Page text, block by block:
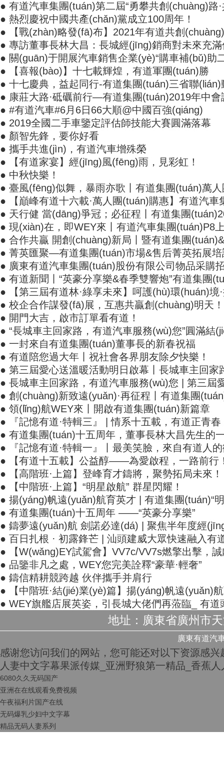
● 有道汽車集團(tuán)第二屆“勇攀共創(chuàng)
● 熱烈慶祝中國共產(chǎn)黨成立100周年！
● 【戰(zhàn)略發(fā)布】2021年有道共創
● 專訪董事長林大昌：長城經(jīng)銷商對未來充滿
● 關(guān)于開展汽車銷售企業(yè)“購車補(bǔ)助
● 【喜報(bào)】十七載輝煌，有道軍團(tuán)勝
● 十七慶典，益起同行-有道集團(tuán)三省聯
● 康莊大路·砥礪前行—有道集團(tuán)2019年中會
● #有道汽車#6月6日66大順@中國百強(qiáng)
● 2019全國二手車鑒定評估師技能大賽圓滿落幕
● 顏智先鋒，要你好看
● 攜手共進(jìn)，有道汽車增殊榮
● 【有道家宴】經(jīng)風(fēng)雨，見彩虹！
● 中秋快樂！
● 臺風(fēng)似舞，暴雨亦歌丨有道集團(tuán)萬
● 【巔峰有道十六載·萬人團(tuán)購惠】有道汽
● 天行健 當(dāng)爭冠；必征程丨有道集團
● 現(xiàn)在，即WEY來丨有道汽車集團(tuán)P8上
● 合作共贏 開創(chuàng)新局丨暨有道集團
● 菁英匯聚—有道集團(tuán)市場&售后菁英拓展培訓
● 廣東有道汽車集團(tuán)股份有限公司物品采購
● 有道新聞丨“英豪分享樂&春季雙響炮”有道集團
● 【第三屆有道林·綠享未來】呵護(hù)環(huán)
● 校企合作謀發(fā)展，互惠共贏創(chuàng)明天！
● 開門大吉，啟市訂單看有道！
● “長城車主回家路，有道汽車服務(wù)您”圓滿
● 一封來自有道集團(tuán)董事長的新春祝福
● 有道陪您過大年丨祝社會各界朋友除夕快樂！
● 第三屆愛心送溫暖活動明日啟幕丨長城車主回家路
● 長城車主回家路，有道汽車服務(wù)您 | 第三屆
● 創(chuàng)新致遠(yuǎn)·再征程丨有道集團
● 領(lǐng)航WEY來丨開啟有道集團(tuán)新篇章
● 『記憶有道·特輯三』 | 情系十五載，有道正青春
● 有道集團(tuán)十五周年，董事長林大昌先生的
● 『記憶有道·特輯一』丨最美笑臉，來自有道人
● 【有道十五載】公益醇——為愛啟程，一路前行
● 【高階班·上篇】登峰育才鑄將，聚勢拓局未來！
● 【中階班·上篇】“明星啟航” 群星閃耀！
● 揚(yáng)帆遠(yuǎn)航育英才 | 有道集團(tuán)“明
● 有道集團(tuán)十五周年 ——“英豪分享樂”
● 鑄夢遠(yuǎn)航 劍諾必達(dá) | 聚焦半年度經
● 百日扎根 · 初露鋒芒 | 汕頭建威大眾快速融入有
● 【W(wǎng)EY試駕會】VV7c/VV7s燃擎出擊，
● 品鑒非凡之處，WEY您完美詮釋“豪華·輕奢”
● 鑄信精耕競跨越 伙伴攜手并肩行
● 【中階班·結(jié)業(yè)篇】揚(yáng)帆遠(yuǎn)航
● WEY旗艦店展英姿，引長城大佬們再蒞臨_ 有
地址：廣東省廣州市
廣東有道汽
感谢您访问我们的网站，您可能还对以下资源感兴
人妻中文字幕果派传媒_亚洲野狼第一精品_香蕉
6080久久无码国产
亚洲在在线观看免费视频
午夜福利片国产在线
无码爆乳少妇中文字幕
精品无码人妻系列